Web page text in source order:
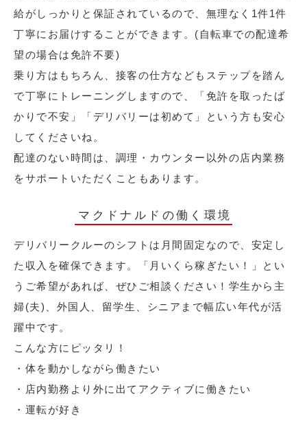
給がしっかりと保証されているので、無理なく1件1件
丁寧にお届けすることができます。(自転車での配達希
望の場合は免許不要)
乗り方はもちろん、接客の仕方などもステップを踏ん
で丁寧にトレーニングしますので、「免許を取ったば
かりで不安」「デリバリーは初めて」という方も安心
してくださいね。
配達のない時間は、調理・カウンター以外の店内業務
をサポートいただくこともあります。
マクドナルドの働く環境
デリバリークルーのシフトは月間固定なので、安定し
た収入を確保できます。「月いくら稼ぎたい！」とい
うご希望があれば、ぜひご相談ください！学生から主
婦(夫)、外国人、留学生、シニアまで幅広い年代が活
躍中です。
こんな方にピッタリ！
・体を動かしながら働きたい
・店内勤務より外に出てアクティブに働きたい
・運転が好き